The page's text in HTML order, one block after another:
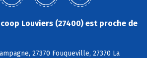
Louviers (27400) est proche de
27370 Fouqueville, 27370 La